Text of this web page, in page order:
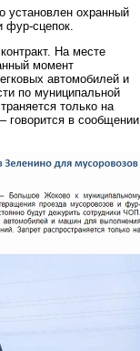
установлен охранный
фур-сцепок.
На месте
момент
автомобилей и
по муниципальной
только на
говорится в сообщении